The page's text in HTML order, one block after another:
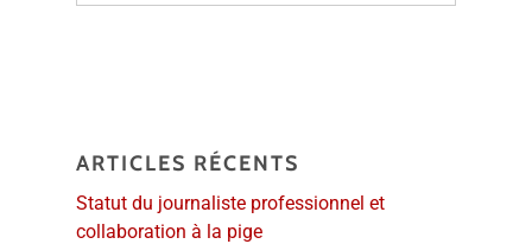
ARTICLES RÉCENTS
Statut du journaliste professionnel et
collaboration à la pige